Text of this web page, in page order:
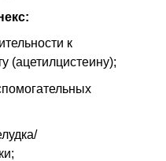
к
(ацетилцистеину);